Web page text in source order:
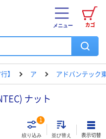
カゴ
メニュー
】 ア アドバンテック
ナット
絞り込み
1
並び替え 表示切替